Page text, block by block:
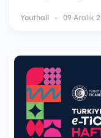
Youthall 09 Aralık